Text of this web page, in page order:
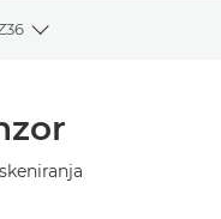
Toggle breadcrumbs